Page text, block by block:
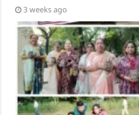
3 weeks ago